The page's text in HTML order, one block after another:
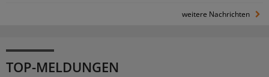
weitere Nachrichten
TOP-MELDUNGEN